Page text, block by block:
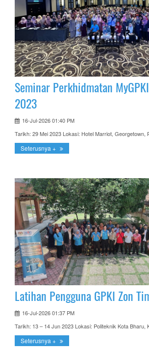
Seminar Perkhidmatan
2023
16-Jul-2026 01:40 PM
Tarikh: 29 Mei 2023 Lokasi: Hotel Marriot, Georgetown,
Seterusnya +
Latihan Pengguna GPKI Zon
16-Jul-2026 01:37 PM
Tarikh: 13 – 14 Jun 2023 Lokasi: Politeknik Kota Bharu,
Seterusnya +